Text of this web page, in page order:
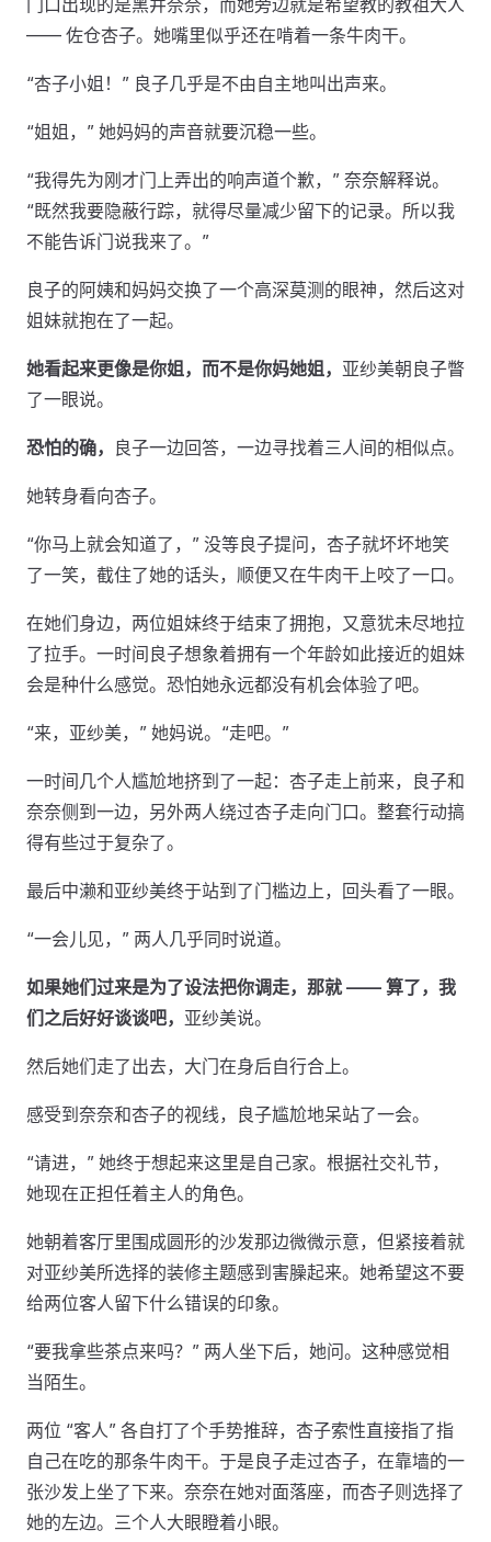
门口出现的是黑井奈奈，而她旁边就是希望教的教祖大人
—— 佐仓杏子。她嘴里似乎还在啃着一条牛肉干。
“杏子小姐！” 良子几乎是不由自主地叫出声来。
“姐姐，” 她妈妈的声音就要沉稳一些。
“我得先为刚才门上弄出的响声道个歉，” 奈奈解释说。
“既然我要隐蔽行踪，就得尽量减少留下的记录。所以我
不能告诉门说我来了。”
良子的阿姨和妈妈交换了一个高深莫测的眼神，然后这对
姐妹就抱在了一起。
她看起来更像是你姐，而不是你妈她姐， 亚纱美朝良子瞥
了一眼说。
恐怕的确， 良子一边回答，一边寻找着三人间的相似点。
她转身看向杏子。
“你马上就会知道了，” 没等良子提问，杏子就坏坏地笑
了一笑，截住了她的话头，顺便又在牛肉干上咬了一口。
在她们身边，两位姐妹终于结束了拥抱，又意犹未尽地拉
了拉手。一时间良子想象着拥有一个年龄如此接近的姐妹
会是种什么感觉。恐怕她永远都没有机会体验了吧。
“来，亚纱美，” 她妈说。“走吧。”
一时间几个人尴尬地挤到了一起：杏子走上前来，良子和
奈奈侧到一边，另外两人绕过杏子走向门口。整套行动搞
得有些过于复杂了。
最后中濑和亚纱美终于站到了门槛边上，回头看了一眼。
“一会儿见，” 两人几乎同时说道。
如果她们过来是为了设法把你调走，那就 —— 算了，我
们之后好好谈谈吧， 亚纱美说。
然后她们走了出去，大门在身后自行合上。
感受到奈奈和杏子的视线，良子尴尬地呆站了一会。
“请进，” 她终于想起来这里是自己家。根据社交礼节，
她现在正担任着主人的角色。
她朝着客厅里围成圆形的沙发那边微微示意，但紧接着就
对亚纱美所选择的装修主题感到害臊起来。她希望这不要
给两位客人留下什么错误的印象。
“要我拿些茶点来吗？” 两人坐下后，她问。这种感觉相
当陌生。
两位 “客人” 各自打了个手势推辞，杏子索性直接指了指
自己在吃的那条牛肉干。于是良子走过杏子，在靠墙的一
张沙发上坐了下来。奈奈在她对面落座，而杏子则选择了
她的左边。三个人大眼瞪着小眼。